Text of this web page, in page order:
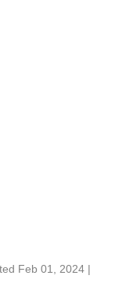
Feb 01, 2024 |